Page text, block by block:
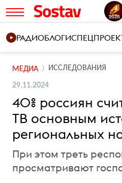
РАДИОБЛОГИ
МЕДИА ИССЛЕДОВАНИЯ
29.11.2024
40% россиян
ТВ основным
региональных
При этом треть
просматривают